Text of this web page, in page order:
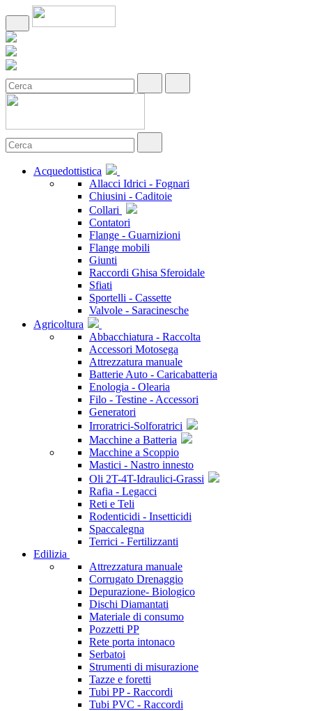
Acquedottistica
Allacci Idrici - Fognari
Chiusini - Caditoie
Collari
Contatori
Flange - Guarnizioni
Flange mobili
Giunti
Raccordi Ghisa Sferoidale
Sfiati
Sportelli - Cassette
Valvole - Saracinesche
Agricoltura
Abbacchiatura - Raccolta
Accessori Motosega
Attrezzatura manuale
Batterie Auto - Caricabatteria
Enologia - Olearia
Filo - Testine - Accessori
Generatori
Irroratrici-Solforatrici
Macchine a Batteria
Macchine a Scoppio
Mastici - Nastro innesto
Oli 2T-4T-Idraulici-Grassi
Rafia - Legacci
Reti e Teli
Rodenticidi - Insetticidi
Spaccalegna
Terrici - Fertilizzanti
Edilizia
Attrezzatura manuale
Corrugato Drenaggio
Depurazione- Biologico
Dischi Diamantati
Materiale di consumo
Pozzetti PP
Rete porta intonaco
Serbatoi
Strumenti di misurazione
Tazze e foretti
Tubi PP - Raccordi
Tubi PVC - Raccordi